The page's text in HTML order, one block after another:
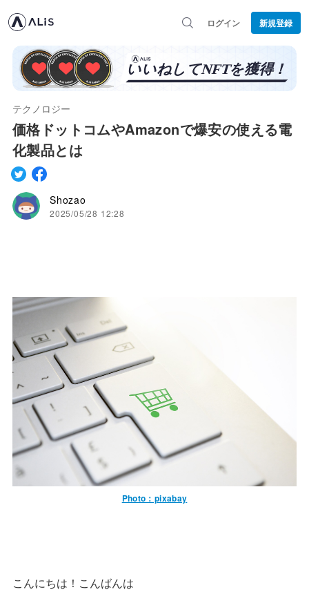
ログイン 新規登録
テクノロジー
価格ドットコムやAmazonで爆安の使える電
化製品とは
Shozao
2025/05/28 12:28
Photo：pixabay
こんにちは！こんばんは